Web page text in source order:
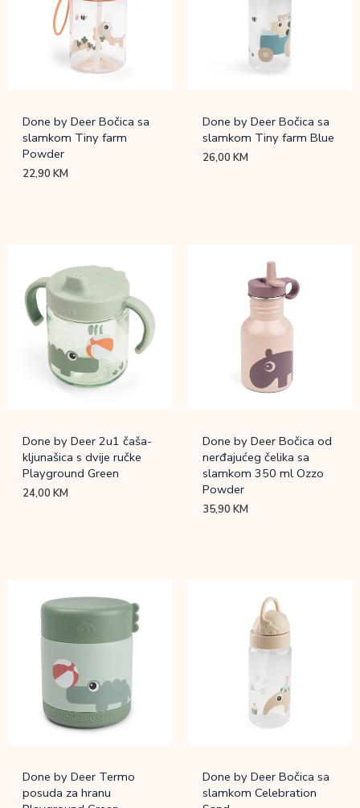
Done by Deer Bočica sa
slamkom Tiny farm
Powder
22,90KM
Done by Deer Bočica sa
slamkom Tiny farm Blue
26,00KM
Done by Deer 2u1 čaša-
kljunašica s dvije ručke
Playground Green
24,00KM
Done by Deer Bočica od
nerđajućeg čelika sa
slamkom 350 ml Ozzo
Powder
35,90KM
Done by Deer Termo
posuda za hranu
Done by Deer Bočica sa
slamkom Celebration